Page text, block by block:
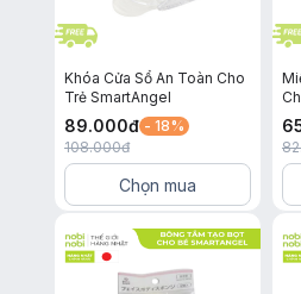
Khóa Cửa Sổ An Toàn Cho
Trẻ SmartAngel
89.000đ - 18%
108.000đ
Chọn mua